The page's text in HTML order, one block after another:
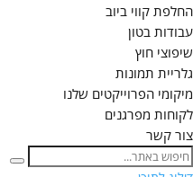
החלפת קווי ביוב
עבודות בטון
שיפוצי חוץ
גלריית תמונות
מיקומי הפרוייקטים שלנו
לקוחות מפרגנים
צור קשר